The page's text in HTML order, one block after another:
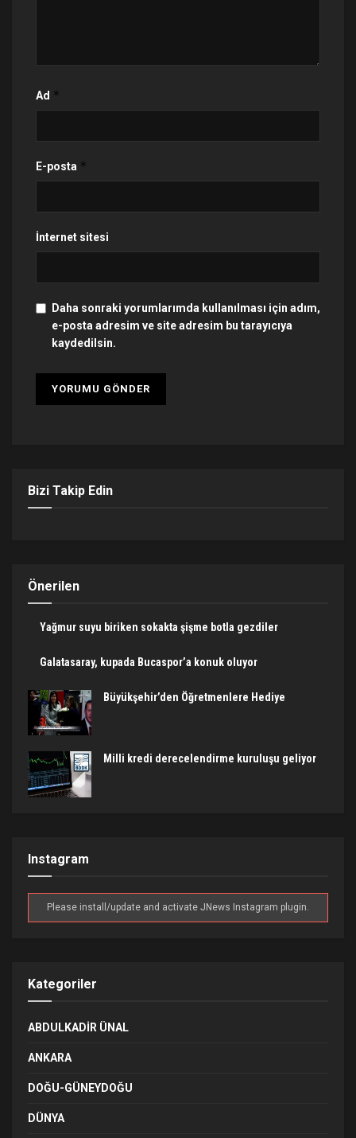
Ad *
E-posta *
İnternet sitesi
Daha sonraki yorumlarımda kullanılması için adım,
e-posta adresim ve site adresim bu tarayıcıya
kaydedilsin.
Bizi Takip Edin
Önerilen
Yağmur suyu biriken sokakta şişme botla gezdiler
Galatasaray, kupada Bucaspor’a konuk oluyor
Büyükşehir’den Öğretmenlere Hediye
Milli kredi derecelendirme kuruluşu geliyor
Instagram
Please install/update and activate JNews Instagram plugin.
Kategoriler
ABDULKADIR ÜNAL
ANKARA
DOĞU-GÜNEYDOĞU
DÜNYA